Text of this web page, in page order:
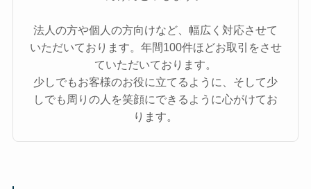
法人の方や個人の方向けなど、幅広く対応させて
いただいております。年間100件ほどお取引をさせ
ていただいております。
少しでもお客様のお役に立てるように、そして少
しでも周りの人を笑顔にできるように心がけてお
ります。